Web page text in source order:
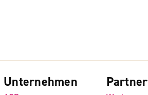
Unternehmen Partner